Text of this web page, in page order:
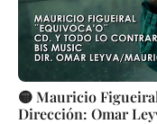
🟡 Mauricio
Dirección: Omar